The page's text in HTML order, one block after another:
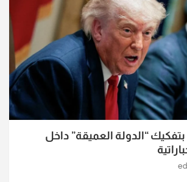
بتفكيك “الدولة العميقة” داخل